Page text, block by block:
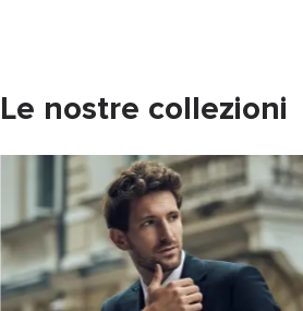
Le nostre collezioni